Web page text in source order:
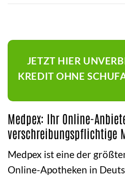
JETZT HIER
KREDIT OHNE
Medpex: Ihr Online-
verschreibungspflichtige
Medpex ist eine der
Online-Apotheken in